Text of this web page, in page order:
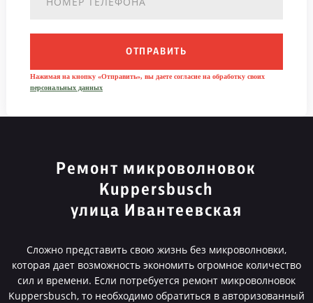
ОТПРАВИТЬ
Нажимая на кнопку «Отправить», вы даете согласие на обработку своих
персональных данных
Ремонт микроволновок
Kuppersbusch
улица Ивантеевская
Сложно представить свою жизнь без микроволновки,
которая дает возможность экономить огромное количество
сил и времени. Если потребуется ремонт микроволновок
Kuppersbusch, то необходимо обратиться в авторизованный